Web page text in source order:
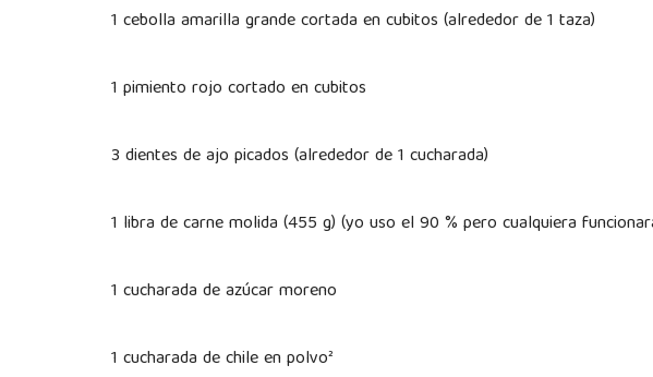
1 cebolla amarilla grande cortada en cubitos (alrededor de 1 taza)
1 pimiento rojo cortado en cubitos
3 dientes de ajo picados (alrededor de 1 cucharada)
1 libra de carne molida (455 g) (yo uso el 90 % pero cualquiera
1 cucharada de azúcar moreno
1 cucharada de chile en polvo²